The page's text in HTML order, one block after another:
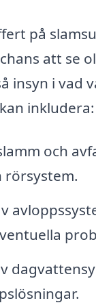
på
att se
insyn i vad
inkludera:
och
rörsystem.